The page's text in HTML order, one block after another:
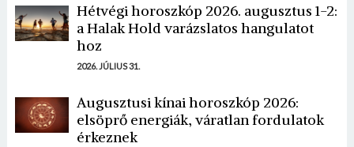
Hétvégi horoszkóp 2026. augusztus 1-2:
a Halak Hold varázslatos hangulatot
hoz
2026. JÚLIUS 31.
Augusztusi kínai horoszkóp 2026:
elsöprő energiák, váratlan fordulatok
érkeznek